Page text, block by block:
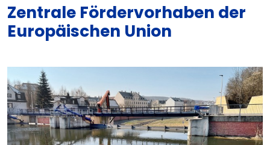
Zentrale Fördervorhaben der
Europäischen Union